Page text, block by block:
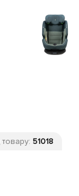
51018